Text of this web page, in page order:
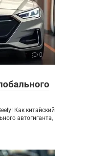
0
Как китайский
автогиганта,